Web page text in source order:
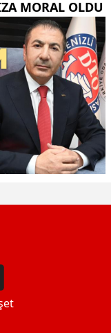
MORAL OLDU